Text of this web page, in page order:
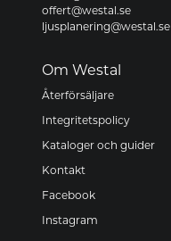
offert@westal.se
ljusplanering@westal.se
Om Westal
Återförsäljare
Integritetspolicy
Kataloger och guider
Kontakt
Facebook
Instagram